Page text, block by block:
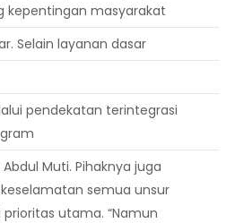
kepentingan masyarakat
Selain layanan dasar
pendekatan terintegrasi
Muti. Pihaknya juga
semua unsur
utama. “Namun